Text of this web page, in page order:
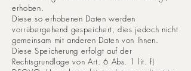
erhoben.
Diese so erhobenen Daten werden
vorrübergehend gespeichert, dies jedoch nicht
gemeinsam mit anderen Daten von Ihnen.
Diese Speicherung erfolgt auf der
Rechtsgrundlage von Art. 6 Abs. 1 lit. f)